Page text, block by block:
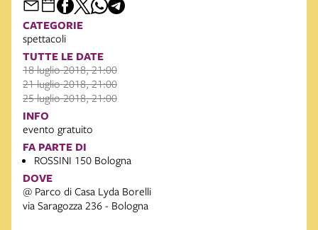
CATEGORIE
spettacoli
TUTTE LE DATE
18 luglio 2018, 21:00
21 luglio 2018, 21:00
25 luglio 2018, 21:00
INFO
evento gratuito
FA PARTE DI
ROSSINI 150 Bologna
DOVE
@ Parco di Casa Lyda Borelli
via Saragozza 236 - Bologna